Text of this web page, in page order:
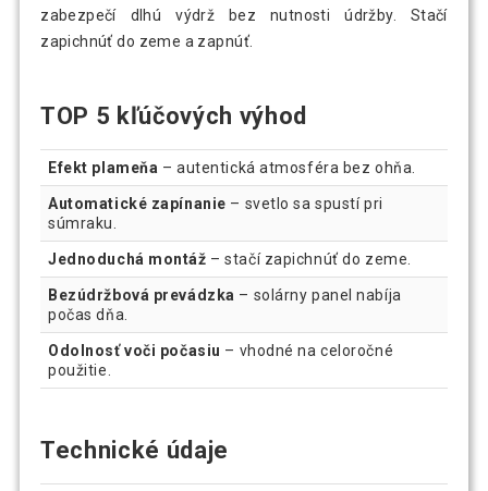
zabezpečí dlhú výdrž bez nutnosti údržby. Stačí
zapichnúť do zeme a zapnúť.
TOP 5 kľúčových výhod
Efekt plameňa – autentická atmosféra bez ohňa.
Automatické zapínanie – svetlo sa spustí pri
súmraku.
Jednoduchá montáž – stačí zapichnúť do zeme.
Bezúdržbová prevádzka – solárny panel nabíja
počas dňa.
Odolnosť voči počasiu – vhodné na celoročné
použitie.
Technické údaje